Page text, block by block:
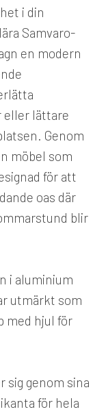
i din
Samvaro-
en modern
eller lättare
Genom
möbel som
för att
oas där
blir
i aluminium
utmärkt som
med hjul för
sig genom sina
för hela